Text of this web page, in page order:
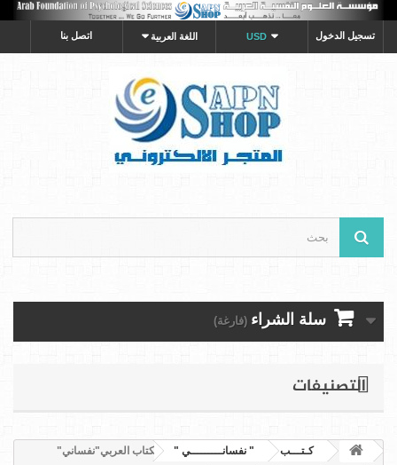
تسجيل الدخول USD اللغة العربية اتصل بنا
سلة الشراء (فارغة)
التصنيفات
كـتـــب " نفسانـــــــــي "
الكتاب العربي"نفساني"